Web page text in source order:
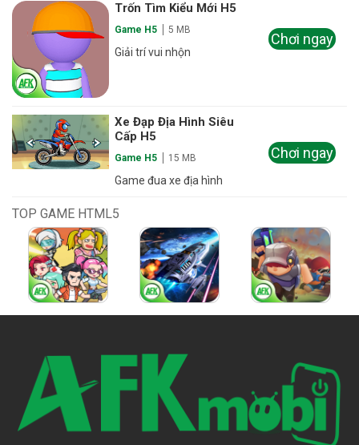
Trốn Tìm Kiểu Mới H5
Game H5 5 MB
Giải trí vui nhộn
Chơi ngay
Xe Đạp Địa Hình Siêu
Cấp H5
Game H5 15 MB
Game đua xe địa hình
Chơi ngay
TOP GAME HTML5